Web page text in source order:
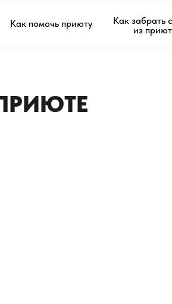
Как помочь приюту
Как забрать
из